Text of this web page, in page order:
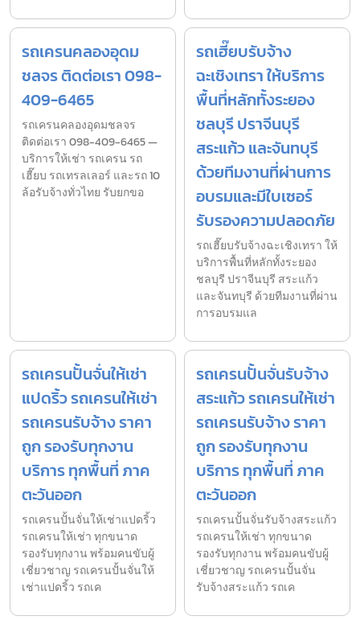
รถเครนคลองอุดม
ชลจร ติดต่อเรา 098-
409-6465
รถเครนคลองอุดมชลจร
ติดต่อเรา 098-409-6465 —
บริการให้เช่า รถเครน รถ
เฮี๊ยบ รถเทรลเลอร์ และรถ 10
ล้อรับจ้างทั่วไทย รับยกขอ
รถเฮี๊ยบรับจ้าง
ฉะเชิงเทรา ให้บริการ
พื้นที่หลักทั้งระยอง
ชลบุรี ปราจีนบุรี
สระแก้ว และจันทบุรี
ด้วยทีมงานที่ผ่านการ
อบรมและมีใบเซอร์
รับรองความปลอดภัย
รถเฮี๊ยบรับจ้างฉะเชิงเทรา ให้
บริการพื้นที่หลักทั้งระยอง
ชลบุรี ปราจีนบุรี สระแก้ว
และจันทบุรี ด้วยทีมงานที่ผ่าน
การอบรมแล
รถเครนปั้นจั่นให้เช่า
แปดริ้ว รถเครนให้เช่า
รถเครนรับจ้าง ราคา
ถูก รองรับทุกงาน
บริการ ทุกพื้นที่ ภาค
ตะวันออก
รถเครนปั้นจั่นให้เช่าแปดริ้ว
รถเครนให้เช่า ทุกขนาด
รองรับทุกงาน พร้อมคนขับผู้
เชี่ยวชาญ รถเครนปั้นจั่นให้
เช่าแปดริ้ว รถเค
รถเครนปั้นจั่นรับจ้าง
สระแก้ว รถเครนให้เช่า
รถเครนรับจ้าง ราคา
ถูก รองรับทุกงาน
บริการ ทุกพื้นที่ ภาค
ตะวันออก
รถเครนปั้นจั่นรับจ้างสระแก้ว
รถเครนให้เช่า ทุกขนาด
รองรับทุกงาน พร้อมคนขับผู้
เชี่ยวชาญ รถเครนปั้นจั่น
รับจ้างสระแก้ว รถเค